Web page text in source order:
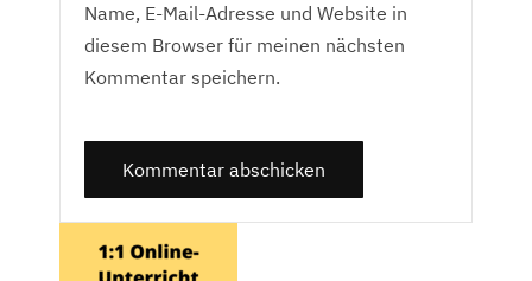
Name, E-Mail-Adresse und Website in
diesem Browser für meinen nächsten
Kommentar speichern.